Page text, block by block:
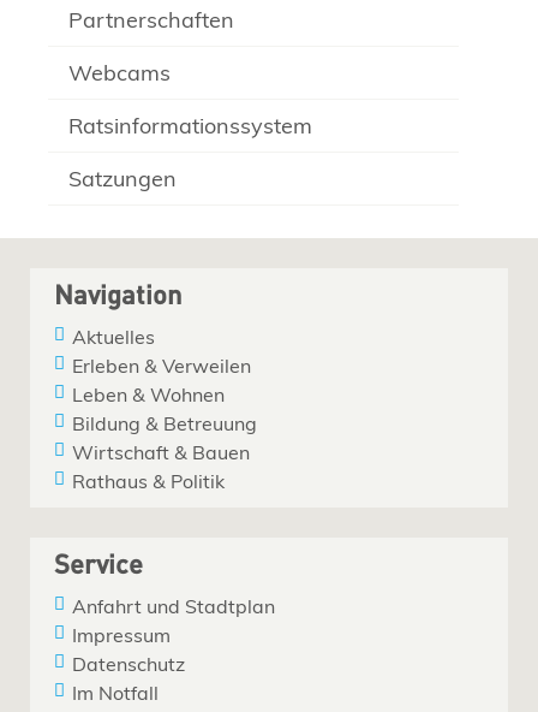
Partnerschaften
Webcams
Ratsinformationssystem
Satzungen
Navigation
Aktuelles
Erleben & Verweilen
Leben & Wohnen
Bildung & Betreuung
Wirtschaft & Bauen
Rathaus & Politik
Service
Anfahrt und Stadtplan
Impressum
Datenschutz
Im Notfall